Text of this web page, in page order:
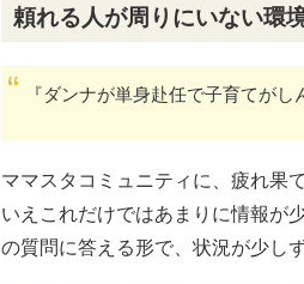
頼れる人が周りにいない環
『ダンナが単身赴任で子育てが
ママスタコミュニティに、疲れ果
いえこれだけではあまりに情報が
の質問に答える形で、状況が少し